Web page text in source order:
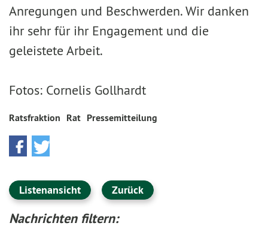
Anregungen und Beschwerden. Wir danken
ihr sehr für ihr Engagement und die
geleistete Arbeit.
Fotos: Cornelis Gollhardt
Ratsfraktion Rat Pressemitteilung
Listenansicht Zurück
Nachrichten filtern: